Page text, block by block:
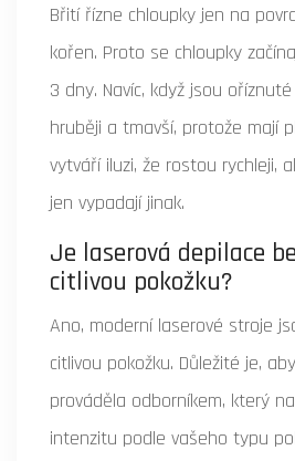
Břití řízne chloupky jen na
kořen. Proto se chloupky
3 dny. Navíc, když jsou
hruběji a tmavší, protože mají
vytváří iluzi, že rostou rychleji,
jen vypadají jinak.
Je laserová depilace
citlivou pokožku?
Ano, moderní laserové stroje
citlivou pokožku. Důležité je,
prováděla odborníkem, který
intenzitu podle vašeho typu